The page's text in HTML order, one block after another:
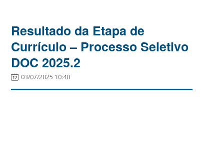
Resultado da Etapa de
Currículo – Processo Seletivo
DOC 2025.2
03/07/2025 10:40